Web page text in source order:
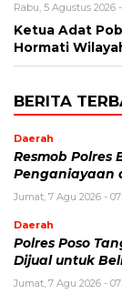
Rabu, 5 Agustus 2026
Ketua Adat
Hormati
BERITA
Daerah
Resmob Polres
Penganiayaan
Jumat, 7 Agu 2026 -
Daerah
Polres Poso
Dijual untuk
Jumat, 7 Agu 2026 -